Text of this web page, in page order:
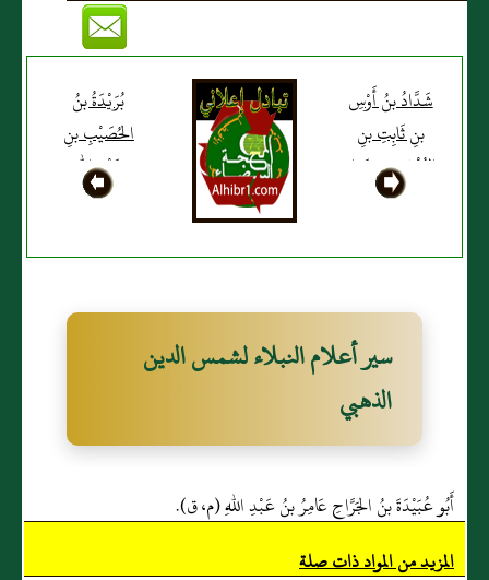
شَدَّادُ بنُ أَوْسِ
بنِ ثَابِتِ بنِ
المُنْذِرِ بنِ حَرَامٍ
الأَنْصَارِيُّ (ع)
بُرَيْدَةُ بنُ
الحُصَيْبِ بنِ
عَبْدِ اللهِ
الأَسْلَمِيُّ (ع)
سير أعلام النبلاء لشمس الدين
الذهبي
أَبُو عُبَيْدَةَ بنُ الجَرَّاحِ عَامِرُ بنُ عَبْدِ اللهِ (م، ق).
المزيد من المواد ذات صلة